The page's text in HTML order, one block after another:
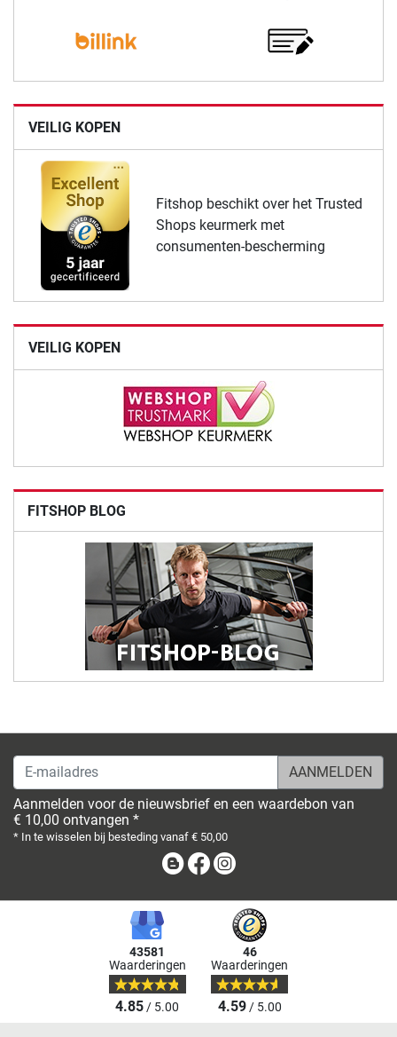
VEILIG KOPEN
Fitshop beschikt over het Trusted
Shops keurmerk met
consumenten-bescherming
VEILIG KOPEN
FITSHOP BLOG
E-mailadres
Aanmelden voor de nieuwsbrief en een waardebon van
€ 10,00 ontvangen *
* In te wisselen bij besteding vanaf € 50,00
BlogFacebook
43581
Waarderingen
4.85/ 5.00
46
Waarderingen
4.59/ 5.00